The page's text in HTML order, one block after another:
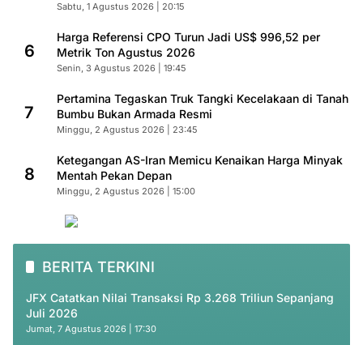
Sabtu, 1 Agustus 2026 | 20:15
6
Harga Referensi CPO Turun Jadi US$ 996,52 per
Metrik Ton Agustus 2026
Senin, 3 Agustus 2026 | 19:45
7
Pertamina Tegaskan Truk Tangki Kecelakaan di Tanah
Bumbu Bukan Armada Resmi
Minggu, 2 Agustus 2026 | 23:45
8
Ketegangan AS-Iran Memicu Kenaikan Harga Minyak
Mentah Pekan Depan
Minggu, 2 Agustus 2026 | 15:00
BERITA TERKINI
JFX Catatkan Nilai Transaksi Rp 3.268 Triliun Sepanjang
Juli 2026
Jumat, 7 Agustus 2026 | 17:30